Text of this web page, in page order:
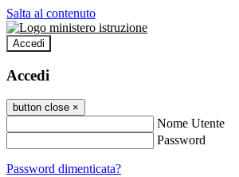
Salta al contenuto
Accedi
Accedi
button close ×
Nome Utente
Password
Password dimenticata?